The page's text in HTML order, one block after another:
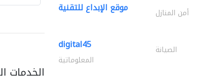
الخدمات
موقع الإبداع للتقنية أمن المنازل
digital45 الصيانة
المعلوماتية